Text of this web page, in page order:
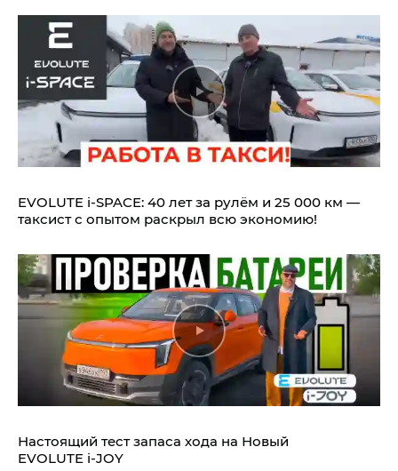
EVOLUTE i‑SPACE: 40 лет за рулём и 25 000 км —
таксист с опытом раскрыл всю экономию!
Настоящий тест запаса хода на Новый
EVOLUTE i‑JOY